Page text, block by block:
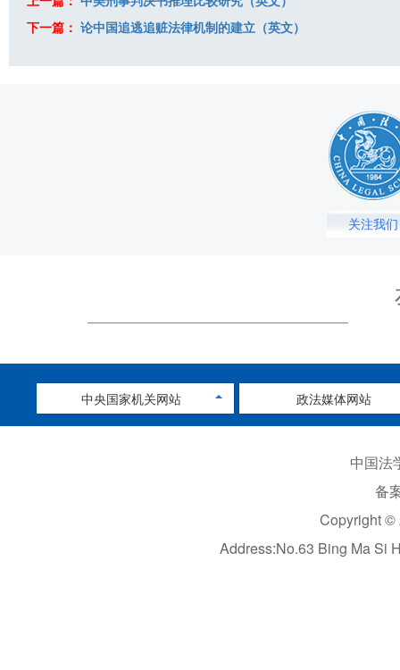
下一篇： 论中国追逃追赃法律机制的建立（英文）
关注我们
中央国家机关网站 政法媒体网站
中国法
备
Copyright ©
Address:No.63 Bing Ma Si